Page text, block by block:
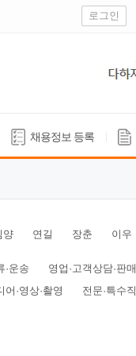
로그인
채용정보 등록
양 연길 장춘 이우
·운송 영업·고객상담·판
어·영상·촬영
전문·특수직